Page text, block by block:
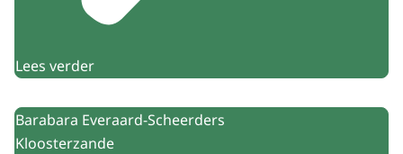
Lees verder
Barabara Everaard-Scheerders
Kloosterzande